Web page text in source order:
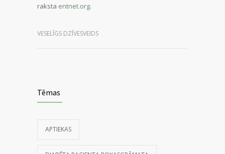
raksta entnet.org.
VESELĪGS DZĪVESVEIDS
Tēmas
APTIEKAS